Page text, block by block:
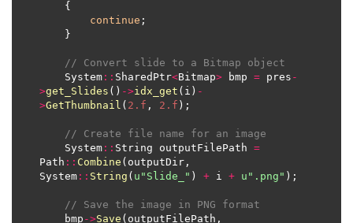
continue
// Convert slide to a Bitmap object
    System
:: SharedPtr<Bitmap> bmp = pres -
>get_Slides () ->idx_get (i) -
>GetThumbnail ( 2.f , 2.f
// Create file name for an image
    System
:: String outputFilePath =
Path :: Combine (outputDir,
System :: String ( u "Slide_" ) + i + u ".png"
// Save the image in PNG format
    bmp
->Save (outputFilePath,